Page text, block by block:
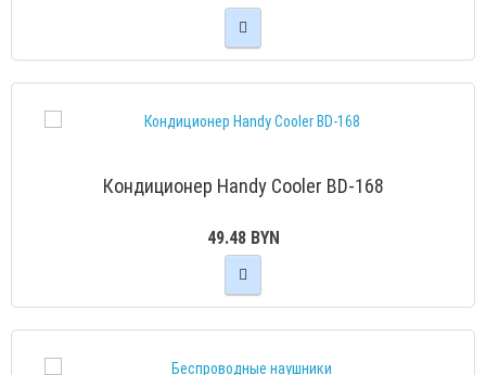
Кондиционер Handy Cooler BD-168
49.48 BYN